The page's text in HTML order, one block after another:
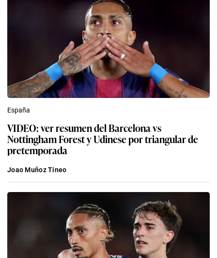
España
VIDEO: ver resumen del Barcelona vs
Nottingham Forest y Udinese por triangular de
pretemporada
Joao Muñoz Tineo